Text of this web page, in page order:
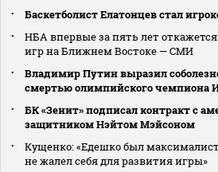
Баскетболист Елатонцев стал
НБА впервые за пять лет
игр на Ближнем Востоке — СМИ
Владимир Путин выразил
смертью олимпийского чемпиона
БК «Зенит» подписал контракт с
защитником Нэйтом Мэйсоном
Кущенко: «Едешко был
не жалел себя для развития игры»